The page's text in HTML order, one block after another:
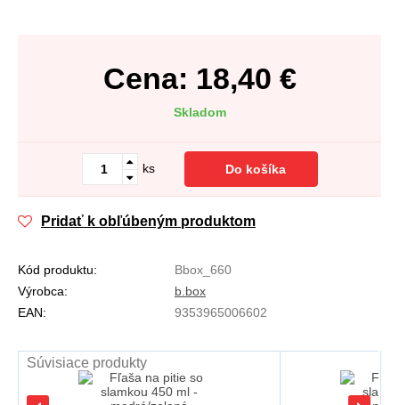
Cena: 18,40 €
Skladom
ks Do košíka
Pridať k obľúbeným produktom
Kód produktu:
Bbox_660
Výrobca:
b.box
EAN:
9353965006602
Súvisiace produkty